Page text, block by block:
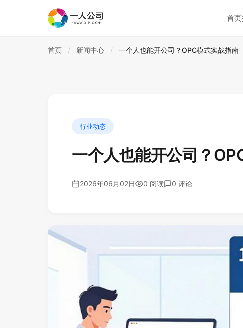
首页
首页 / 新闻中心 / 一个人也能开公司？OPC模式实战指南
行业动态
一个人也能开公司？
2026年06月02日 0 阅读 0 评论